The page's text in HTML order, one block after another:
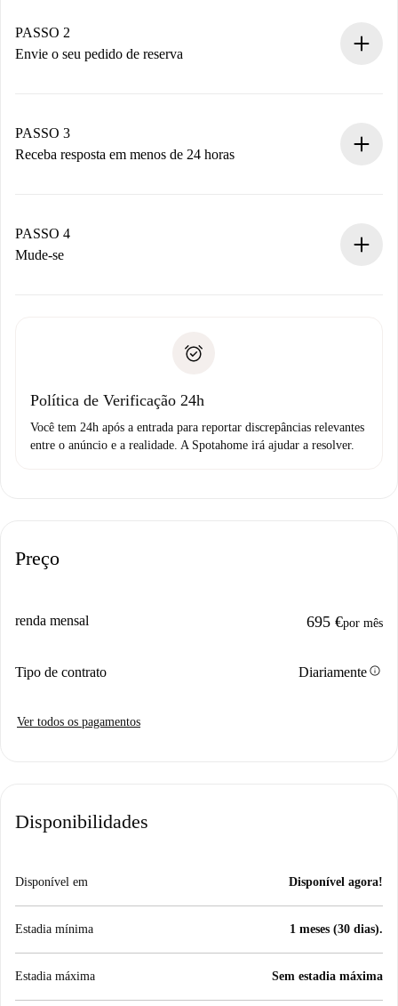
Você tem todas as informações necessárias
antecipadamente.
PASSO 2
Envie o seu pedido de reserva
Não cobramos nada até que o proprietário confirme.
PASSO 3
Receba resposta em menos de 24 horas
proprietário.
Se recusada: não cobraremos nada e ofereceremos
Débito direto bancário
PASSO 4
Mude-se
não comunicar nenhum problema.
Política de Verificação 24h
Você tem 24h após a entrada para reportar discrepâncias relevantes
entre o anúncio e a realidade. A Spotahome irá ajudar a resolver.
Preço
renda mensal 695 €por mês
Tipo de contrato Diariamenteinfo
Ver todos os pagamentos
Disponibilidades
Disponível em Disponível agora!
Estadia mínima 1 meses (30 dias).
Estadia máxima Sem estadia máxima